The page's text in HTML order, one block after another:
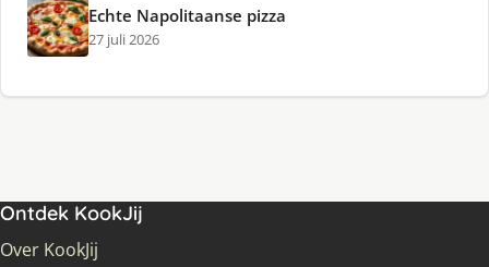
Echte Napolitaanse pizza
27 juli 2026
Ontdek KookJij
Over KookJij